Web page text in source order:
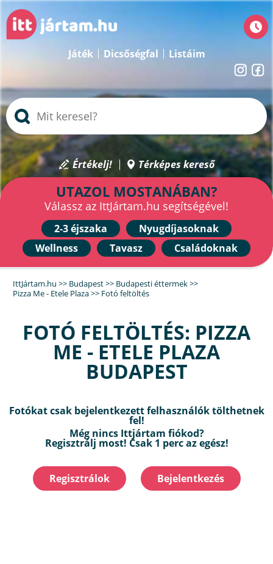
Játék Dicsőségfal Listáim
Értékelj! Térképes kereső
UTAZOL MOSTANÁBAN?
Válassz az IttJártam.hu segítségével!
2-3 éjszaka
Nyugdíjasoknak
Wellness
Tavasz Családoknak
IttJártam.hu >> Budapest>> Budapesti éttermek>>
Pizza Me - Etele Plaza>> Fotó feltöltés
FOTÓ FELTÖLTÉS: PIZZA
ME - ETELE PLAZA
BUDAPEST
Fotókat csak bejelentkezett felhasználók tölthetnek
fel!
Még nincs Ittjártam fiókod?
Regisztrálj most! Csak 1 perc az egész!